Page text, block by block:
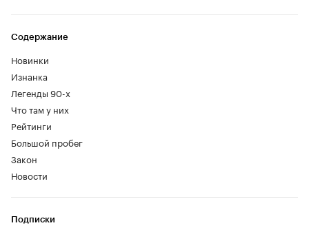
Содержание
Новинки
Изнанка
Легенды 90-х
Что там у них
Рейтинги
Большой пробег
Закон
Новости
Подписки